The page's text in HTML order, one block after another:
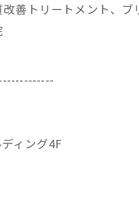
善トリートメント、
ィング4F